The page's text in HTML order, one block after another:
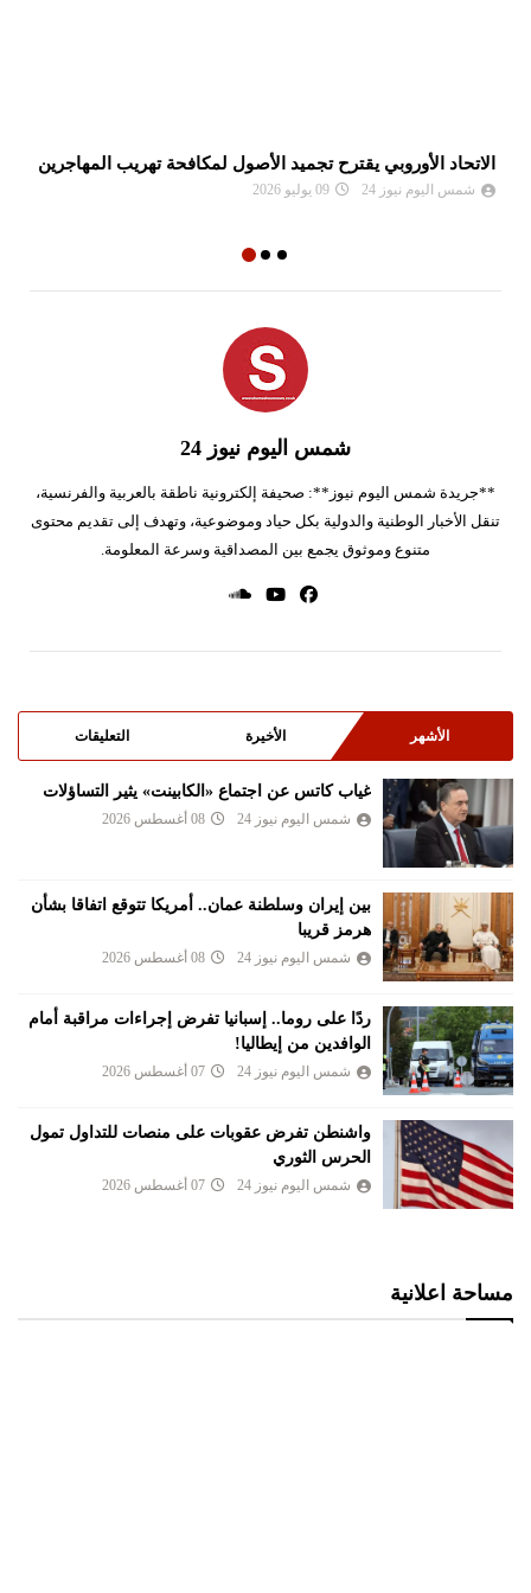
الاتحاد الأوروبي يقترح تجميد الأصول لمكافحة تهريب المهاجرين
شمس اليوم نيوز 24 09 يوليو 2026
شمس اليوم نيوز 24
**جريدة شمس اليوم نيوز**: صحيفة إلكترونية ناطقة بالعربية والفرنسية،
تنقل الأخبار الوطنية والدولية بكل حياد وموضوعية، وتهدف إلى تقديم محتوى
متنوع وموثوق يجمع بين المصداقية وسرعة المعلومة.
الأشهر الأخيرة التعليقات
غياب كاتس عن اجتماع «الكابينت» يثير التساؤلات
شمس اليوم نيوز 24 08 أغسطس 2026
بين إيران وسلطنة عمان.. أمريكا تتوقع اتفاقا بشأن
هرمز قريبا
شمس اليوم نيوز 24 08 أغسطس 2026
ردًا على روما.. إسبانيا تفرض إجراءات مراقبة أمام
الوافدين من إيطاليا!
شمس اليوم نيوز 24 07 أغسطس 2026
واشنطن تفرض عقوبات على منصات للتداول تمول
الحرس الثوري
شمس اليوم نيوز 24 07 أغسطس 2026
مساحة اعلانية